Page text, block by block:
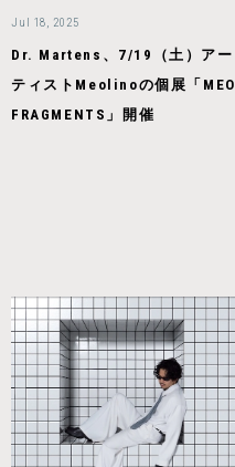
Jul 18, 2025
Dr. Martens、7/19（土）アー
ティストMeolinoの個展「MEO
FRAGMENTS」開催